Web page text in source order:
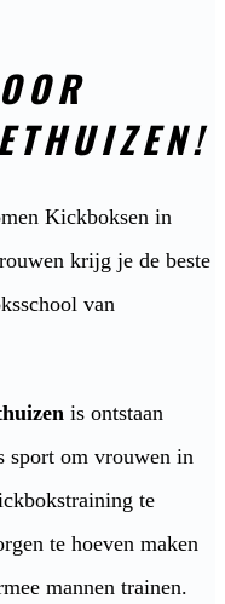
Kickboksen in
krijg je de beste
van
is ontstaan
sport om vrouwen in
te
te hoeven maken
mannen trainen.